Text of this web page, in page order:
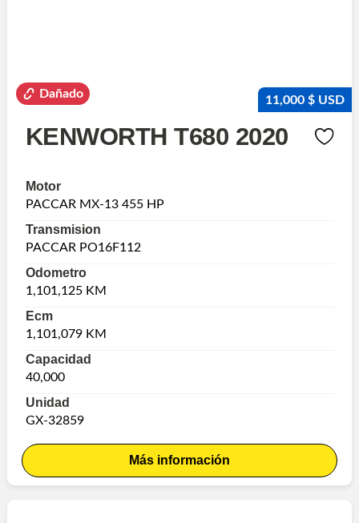
Dañado 11,000 $ USD
KENWORTH T680 2020
Motor
PACCAR MX-13 455 HP
Transmision
PACCAR PO16F112
Odometro
1,101,125 KM
Ecm
1,101,079 KM
Capacidad
40,000
Unidad
GX-32859
Más información